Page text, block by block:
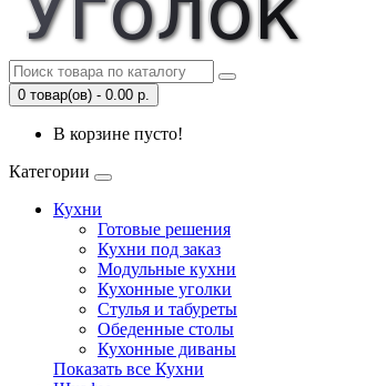
0 товар(ов) - 0.00 р.
В корзине пусто!
Категории
Кухни
Готовые решения
Кухни под заказ
Модульные кухни
Кухонные уголки
Стулья и табуреты
Обеденные столы
Кухонные диваны
Показать все Кухни